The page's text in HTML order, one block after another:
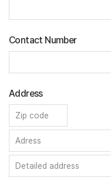
Contact Number
Address